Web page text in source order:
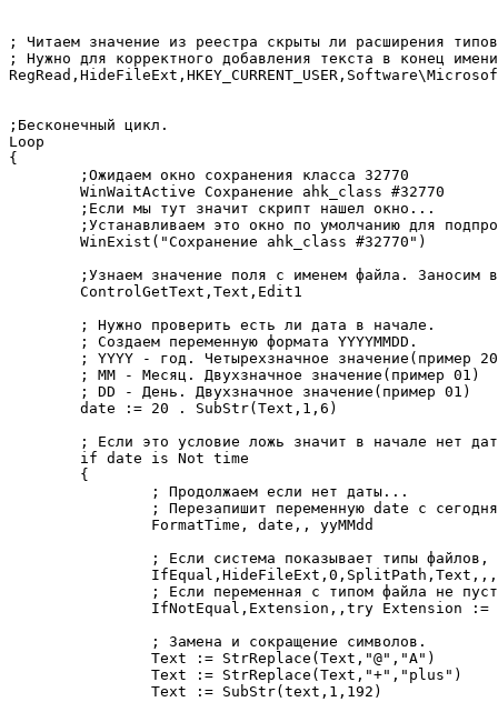
; Читаем значение из реестра скрыты ли расширения
; Нужно для корректного добавления текста в конец
;Бесконечный цикл.
Loop
{